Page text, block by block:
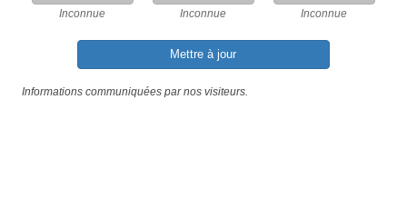
Inconnue Inconnue Inconnue
Mettre à jour
Informations communiquées par nos visiteurs.